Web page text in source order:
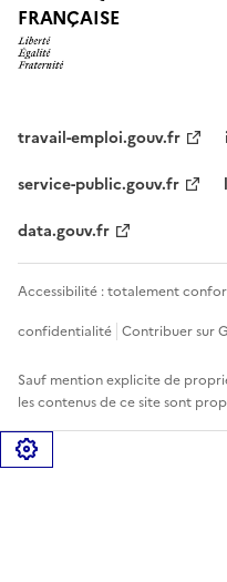
FRANÇAISE
travail-emploi.gouv.fr
service-public.gouv.fr
data.gouv.fr
Accessibilité : totalement
confidentialité Contribuer sur
Sauf mention explicite de
les contenus de ce site sont
Gérer les cookies